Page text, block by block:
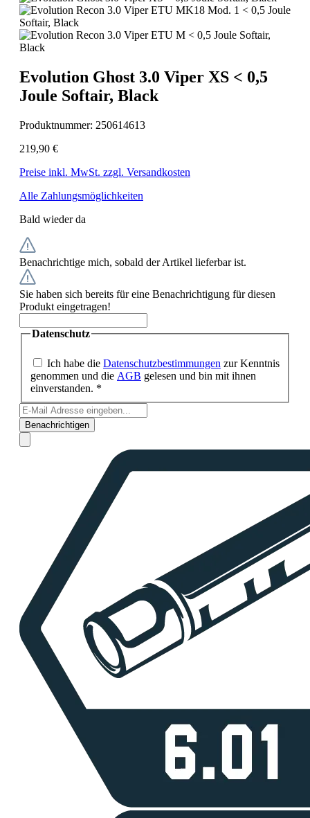
Evolution Ghost 3.0 Viper XS < 0,5
Joule Softair, Black
Produktnummer: 250614613
219,90 €
Preise inkl. MwSt. zzgl. Versandkosten
Alle Zahlungsmöglichkeiten
Bald wieder da
Benachrichtige mich, sobald der Artikel lieferbar ist.
Sie haben sich bereits für eine Benachrichtigung für diesen
Produkt eingetragen!
Datenschutz
Ich habe die Datenschutzbestimmungen zur Kenntnis
genommen und die AGB gelesen und bin mit ihnen
einverstanden. *
Benachrichtigen